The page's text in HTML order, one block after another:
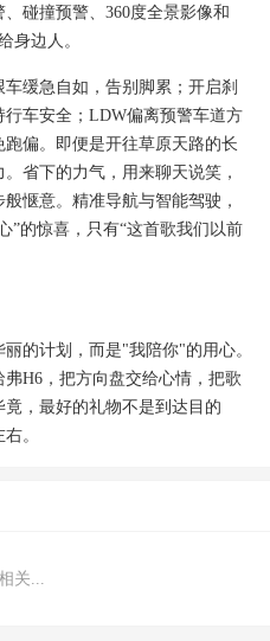
碰撞预警、360度全景影像和
身边人。
缓急自如，告别脚累；开启刹
车安全；LDW偏离预警车道方
偏。即便是开往草原天路的长
省下的力气，用来聊天说笑，
惬意。精准导航与智能驾驶，
”的惊喜，只有“这首歌我们以前
的计划，而是"我陪你"的用心。
H6，把方向盘交给心情，把歌
，最好的礼物不是到达目的
。
关...